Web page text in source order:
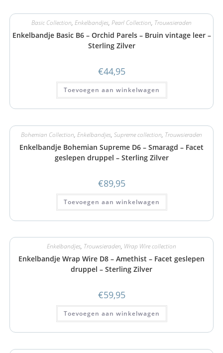
Basic Collection, Enkelbandjes, Pearl Collection, Trouwsieraden
Enkelbandje Basic B6 – Orchid Parels – Bruin vintage leer –
Sterling Zilver
€44,95
Toevoegen aan winkelwagen
Bohemian Collection, Enkelbandjes, Supreme collection, Trouwsieraden
Enkelbandje Bohemian Supreme D6 – Smaragd – Facet
geslepen druppel – Sterling Zilver
€89,95
Toevoegen aan winkelwagen
Enkelbandjes, Trouwsieraden, Wrap Wire collection
Enkelbandje Wrap Wire D8 – Amethist – Facet geslepen
druppel – Sterling Zilver
€59,95
Toevoegen aan winkelwagen